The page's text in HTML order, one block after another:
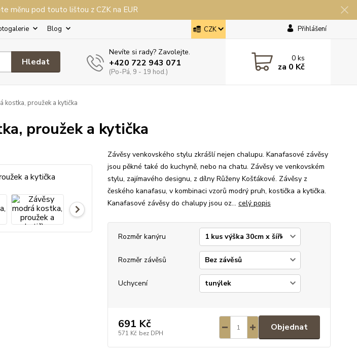
měnu pod touto lištou z CZK na EUR
Blog CZK Přihlášení
Hledat
Nevíte si rady? Zavolejte.
+420 722 943 071
(Po-Pá, 9 - 19 hod.)
0ks
za 0 Kč
kostka, proužek a kytička
proužek a kytička
Závěsy venkovského stylu zkrášlí nejen chalupu. Kanafasové závěsy
jsou pěkné také do kuchyně, nebo na chatu. Závěsy ve venkovském
stylu, zajímavého designu, z dílny Růženy Košťákové. Závěsy z
českého kanafasu, v kombinaci vzorů modrý pruh, kostička a kytička.
Kanafasové závěsy do chalupy jsou oz... celý popis
Rozměr kanýru
Rozměr závěsů
Uchycení
691 Kč
571 Kč bez DPH
Objednat